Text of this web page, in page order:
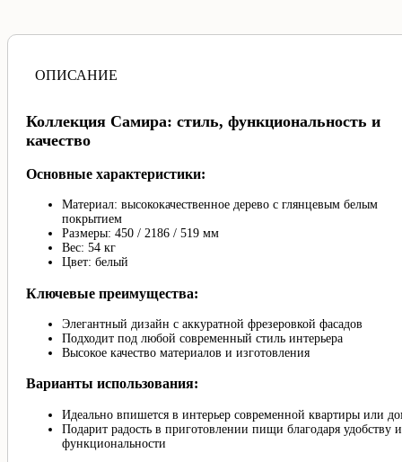
ОПИСАНИЕ
Коллекция Самира: стиль, функциональность и
качество
Основные характеристики:
Материал: высококачественное дерево с глянцевым белым
покрытием
Размеры: 450 / 2186 / 519 мм
Вес: 54 кг
Цвет: белый
Ключевые преимущества:
Элегантный дизайн с аккуратной фрезеровкой фасадов
Подходит под любой современный стиль интерьера
Высокое качество материалов и изготовления
Варианты использования:
Идеально впишется в интерьер современной квартиры или
Подарит радость в приготовлении пищи благодаря удобству и
функциональности